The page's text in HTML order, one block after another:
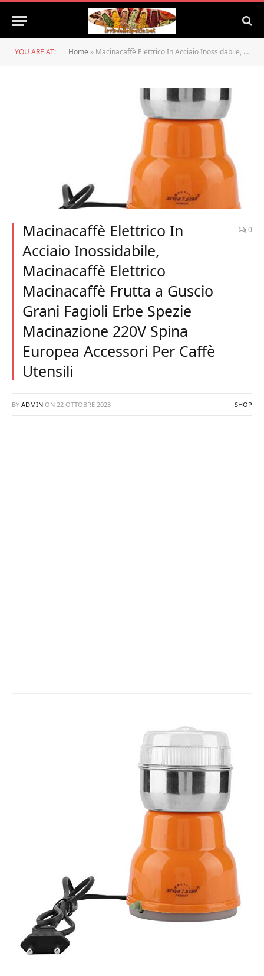
YOU ARE AT: Home » Macinacaffè Elettrico In Acciaio Inossidabile, Macinacaffè Elettrico Macinacaffè Frutta a Guscio Grani Fagioli Erbe Spezie Macinazione 220V Spina Europea Accessori Per Caffè Utensili
Macinacaffè Elettrico In
Acciaio Inossidabile,
Macinacaffè Elettrico
Macinacaffè Frutta a Guscio
Grani Fagioli Erbe Spezie
Macinazione 220V Spina
Europea Accessori Per Caffè
Utensili
0
BY ADMIN ON 22 OTTOBRE 2023 SHOP